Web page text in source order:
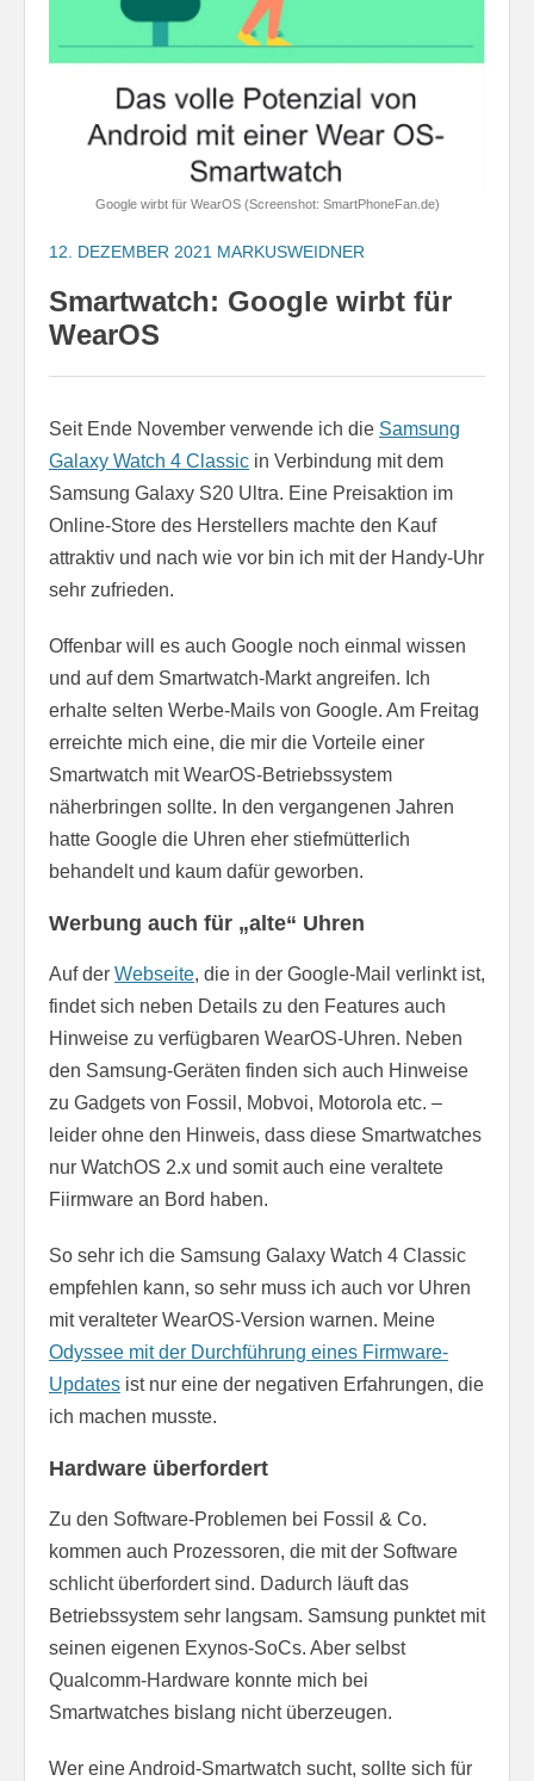
Google wirbt für WearOS (Screenshot: SmartPhoneFan.de)
12. DEZEMBER 2021 MARKUSWEIDNER
Smartwatch: Google wirbt für
WearOS
Seit Ende November verwende ich die Samsung
Galaxy Watch 4 Classic in Verbindung mit dem
Samsung Galaxy S20 Ultra. Eine Preisaktion im
Online-Store des Herstellers machte den Kauf
attraktiv und nach wie vor bin ich mit der Handy-Uhr
sehr zufrieden.
Offenbar will es auch Google noch einmal wissen
und auf dem Smartwatch-Markt angreifen. Ich
erhalte selten Werbe-Mails von Google. Am Freitag
erreichte mich eine, die mir die Vorteile einer
Smartwatch mit WearOS-Betriebssystem
näherbringen sollte. In den vergangenen Jahren
hatte Google die Uhren eher stiefmütterlich
behandelt und kaum dafür geworben.
Werbung auch für „alte“ Uhren
Auf der Webseite, die in der Google-Mail verlinkt ist,
findet sich neben Details zu den Features auch
Hinweise zu verfügbaren WearOS-Uhren. Neben
den Samsung-Geräten finden sich auch Hinweise
zu Gadgets von Fossil, Mobvoi, Motorola etc. –
leider ohne den Hinweis, dass diese Smartwatches
nur WatchOS 2.x und somit auch eine veraltete
Fiirmware an Bord haben.
So sehr ich die Samsung Galaxy Watch 4 Classic
empfehlen kann, so sehr muss ich auch vor Uhren
mit veralteter WearOS-Version warnen. Meine
Odyssee mit der Durchführung eines Firmware-
Updates ist nur eine der negativen Erfahrungen, die
ich machen musste.
Hardware überfordert
Zu den Software-Problemen bei Fossil & Co.
kommen auch Prozessoren, die mit der Software
schlicht überfordert sind. Dadurch läuft das
Betriebssystem sehr langsam. Samsung punktet mit
seinen eigenen Exynos-SoCs. Aber selbst
Qualcomm-Hardware konnte mich bei
Smartwatches bislang nicht überzeugen.
Wer eine Android-Smartwatch sucht, sollte sich für